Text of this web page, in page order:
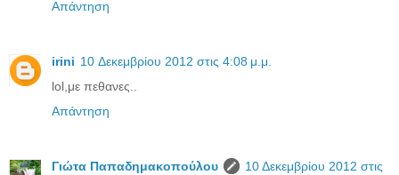
Απάντηση
irini 10 Δεκεμβρίου 2012 στις 4:08 μ.μ.
lol,με πεθανες..
Απάντηση
Γιώτα Παπαδημακοπούλου
10 Δεκεμβρίου 2012 στις